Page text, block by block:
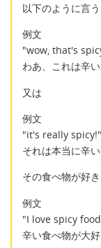
以下のように言
例文
"wow, that's
わあ、これは辛い
又は
例文
"it's really
それは本当に辛い
その食べ物が好
例文
"I love spicy
辛い食べ物が大